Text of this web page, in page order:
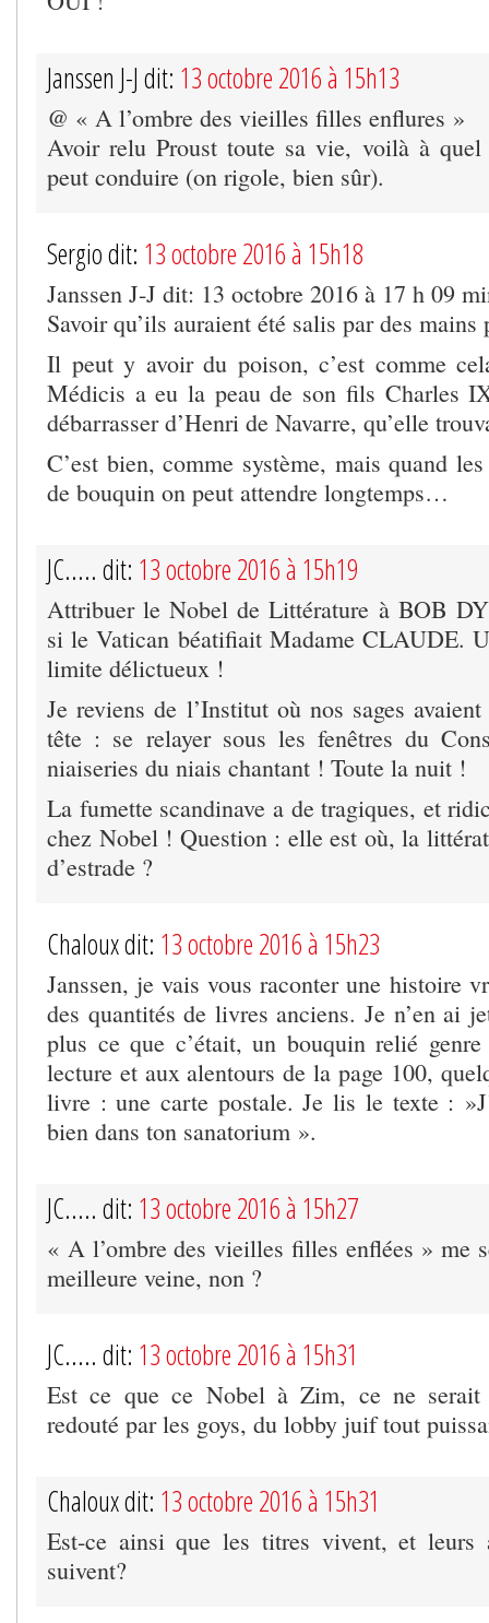
Janssen J-J dit: 13 octobre 2016 à 15h13
@ « A l’ombre des vieilles filles enflures »
Avoir relu Proust toute sa vie, voilà à quel
peut conduire (on rigole, bien sûr).
Sergio dit: 13 octobre 2016 à 15h18
Janssen J-J dit: 13 octobre 2016 à 17 h 09
Savoir qu’ils auraient été salis par des mains
Il peut y avoir du poison, c’est comme
Médicis a eu la peau de son fils Charles
débarrasser d’Henri de Navarre, qu’elle
C’est bien, comme système, mais quand
de bouquin on peut attendre longtemps…
JC..... dit: 13 octobre 2016 à 15h19
Attribuer le Nobel de Littérature à BOB
si le Vatican béatifiait Madame CLAUDE.
limite délictueux !
Je reviens de l’Institut où nos sages
tête : se relayer sous les fenêtres du
niaiseries du niais chantant ! Toute la nuit !
La fumette scandinave a de tragiques, et
chez Nobel ! Question : elle est où, la
d’estrade ?
Chaloux dit: 13 octobre 2016 à 15h23
Janssen, je vais vous raconter une histoire
des quantités de livres anciens. Je n’en ai
plus ce que c’était, un bouquin relié genre
lecture et aux alentours de la page 100,
livre : une carte postale. Je lis le texte :
bien dans ton sanatorium ».
JC..... dit: 13 octobre 2016 à 15h27
« A l’ombre des vieilles filles enflées » me
meilleure veine, non ?
JC..... dit: 13 octobre 2016 à 15h31
Est ce que ce Nobel à Zim, ce ne
redouté par les goys, du lobby juif tout
Chaloux dit: 13 octobre 2016 à 15h31
Est-ce ainsi que les titres vivent, et leurs
suivent?